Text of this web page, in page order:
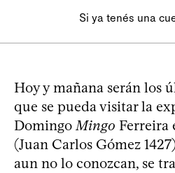
Si ya tenés una
Hoy y mañana serán los
que se pueda visitar la
DomingoMingo Ferreira
(Juan Carlos Gómez
aun no lo conozcan, se